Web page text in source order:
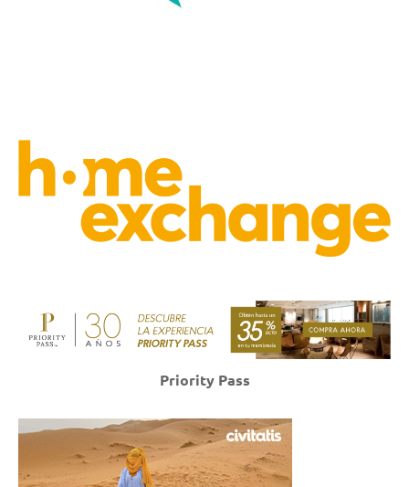
Priority Pass